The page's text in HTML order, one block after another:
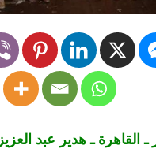
القاهرة ـ هدير عبد العزيز